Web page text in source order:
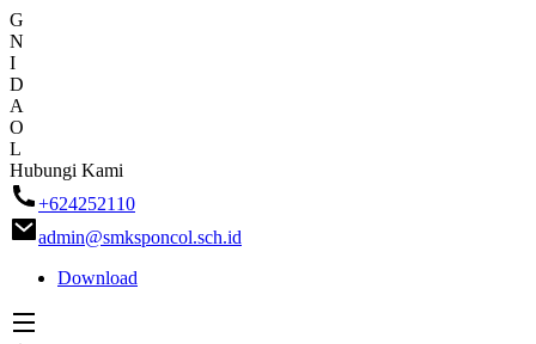
G
N
I
D
A
O
L
Skip
to
content
Hubungi Kami
+624252110
admin@smksponcol.sch.id
Download